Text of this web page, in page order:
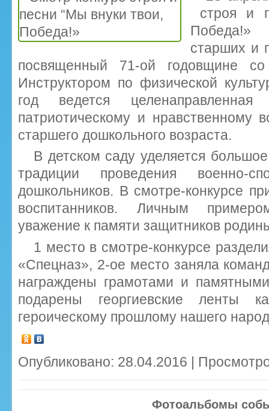
строя и
Победа!»
старших и
посвященный 71-ой годовщине
Инструктором по физической
год ведется
патриотическому и нравственному
старшего дошкольного возраста.
В детском саду уделяется
традиции проведения военно-
дошкольников. В смотре-конкурсе
воспитанников. Личным
уважение к памяти защитников
1 место в смотре-конкурсе
«Спецназ», 2-ое место заняла
награждены грамотами и
подарены георгиевские ленты
героическому прошлому нашего
Опубликовано: 28.04.2016 |
Фотоальбомы